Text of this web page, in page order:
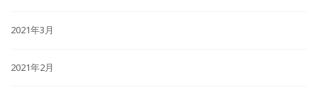
2021年3月
2021年2月